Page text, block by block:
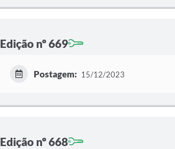
Edição nº 669
Postagem: 15/12/2023
Edição nº 668